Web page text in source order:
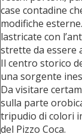
case contadine
modifiche
lastricate con
strette da essere
Il centro storico
una sorgente
Da visitare
sulla parte
tripudio di colori
del Pizzo Coca.